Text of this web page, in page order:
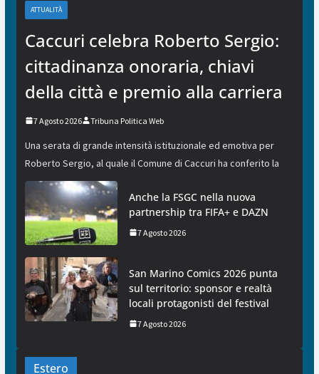
ATTUALITÀ
Caccuri celebra Roberto Sergio:
cittadinanza onoraria, chiavi
della città e premio alla carriera
7 Agosto 2026 Tribuna Politica Web
Una serata di grande intensità istituzionale ed emotiva per
Roberto Sergio, al quale il Comune di Caccuri ha conferito la
Anche la FSGC nella nuova
partnership tra FIFA+ e DAZN
7 Agosto 2026
San Marino Comics 2026 punta
sul territorio: sponsor e realtà
locali protagonisti del festival
7 Agosto 2026
Estero